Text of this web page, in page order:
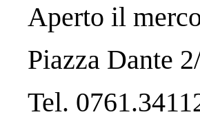
Aperto il
Piazza Dante
Tel.